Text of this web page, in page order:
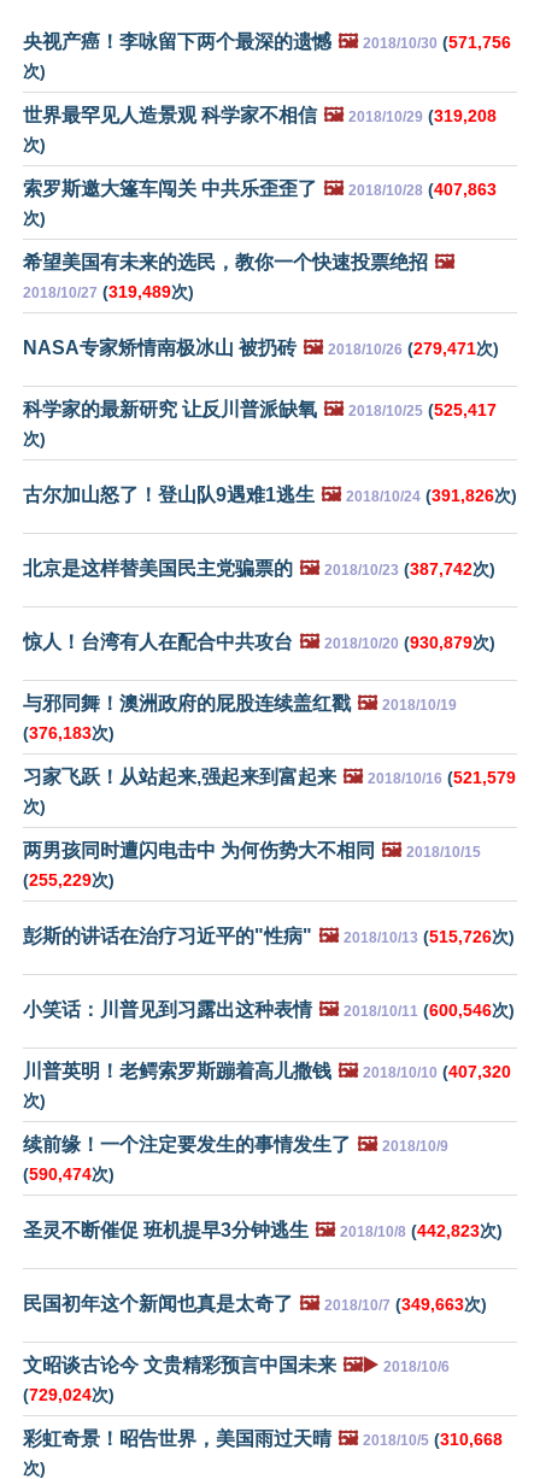
央视产癌！李咏留下两个最深的遗憾 🖼️ 2018/10/30 (571,756
次)
世界最罕见人造景观 科学家不相信 🖼️ 2018/10/29 (319,208
次)
索罗斯邀大篷车闯关 中共乐歪歪了 🖼️ 2018/10/28 (407,863
次)
希望美国有未来的选民，教你一个快速投票绝招 🖼️
2018/10/27 (319,489次)
NASA专家矫情南极冰山 被扔砖 🖼️ 2018/10/26 (279,471次)
科学家的最新研究 让反川普派缺氧 🖼️ 2018/10/25 (525,417
次)
古尔加山怒了！登山队9遇难1逃生 🖼️ 2018/10/24 (391,826次)
北京是这样替美国民主党骗票的 🖼️ 2018/10/23 (387,742次)
惊人！台湾有人在配合中共攻台 🖼️ 2018/10/20 (930,879次)
与邪同舞！澳洲政府的屁股连续盖红戳 🖼️ 2018/10/19
(376,183次)
习家飞跃！从站起来,强起来到富起来 🖼️ 2018/10/16 (521,579
次)
两男孩同时遭闪电击中 为何伤势大不相同 🖼️ 2018/10/15
(255,229次)
彭斯的讲话在治疗习近平的"性病" 🖼️ 2018/10/13 (515,726次)
小笑话：川普见到习露出这种表情 🖼️ 2018/10/11 (600,546次)
川普英明！老鳄索罗斯蹦着高儿撒钱 🖼️ 2018/10/10 (407,320
次)
续前缘！一个注定要发生的事情发生了 🖼️ 2018/10/9
(590,474次)
圣灵不断催促 班机提早3分钟逃生 🖼️ 2018/10/8 (442,823次)
民国初年这个新闻也真是太奇了 🖼️ 2018/10/7 (349,663次)
文昭谈古论今 文贵精彩预言中国未来 🖼️▶️ 2018/10/6
(729,024次)
彩虹奇景！昭告世界，美国雨过天晴 🖼️ 2018/10/5 (310,668
次)